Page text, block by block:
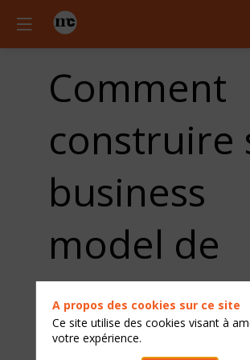
Comment
construire
business
model de
restaurant
de
A propos des cookies sur ce site
Ce site utilise des cookies visant à
votre expérience.